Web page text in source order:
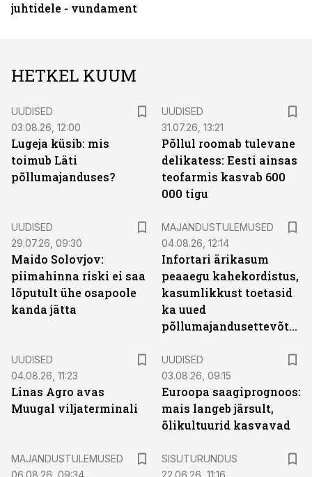
juhtidele - vundament
HETKEL KUUM
UUDISED
03.08.26, 12:00
Lugeja küsib: mis
toimub Läti
põllumajanduses?
UUDISED
31.07.26, 13:21
Põllul roomab tulevane
delikatess: Eesti ainsas
teofarmis kasvab 600
000 tigu
UUDISED
29.07.26, 09:30
Maido Solovjov:
piimahinna riski ei saa
lõputult ühe osapoole
kanda jätta
MAJANDUSTULEMUSED
04.08.26, 12:14
Infortari ärikasum
peaaegu kahekordistus,
kasumlikkust toetasid
ka uued
põllumajandusettevõtted
UUDISED
04.08.26, 11:23
Linas Agro avas
Muugal viljaterminali
UUDISED
03.08.26, 09:15
Euroopa saagiprognoos:
mais langeb järsult,
õlikultuurid kasvavad
MAJANDUSTULEMUSED
06.08.26, 09:34
SISUTURUNDUS
22.06.26, 11:16